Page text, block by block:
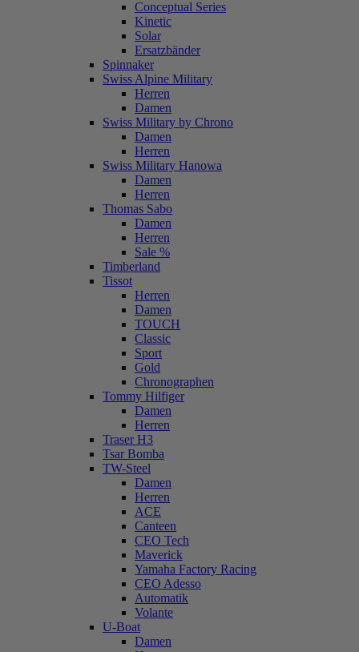
Conceptual Series
Kinetic
Solar
Ersatzbänder
Spinnaker
Swiss Alpine Military
Herren
Damen
Swiss Military by Chrono
Damen
Herren
Swiss Military Hanowa
Damen
Herren
Thomas Sabo
Damen
Herren
Sale %
Timberland
Tissot
Herren
Damen
TOUCH
Classic
Sport
Gold
Chronographen
Tommy Hilfiger
Damen
Herren
Traser H3
Tsar Bomba
TW-Steel
Damen
Herren
ACE
Canteen
CEO Tech
Maverick
Yamaha Factory Racing
CEO Adesso
Automatik
Volante
U-Boat
Damen